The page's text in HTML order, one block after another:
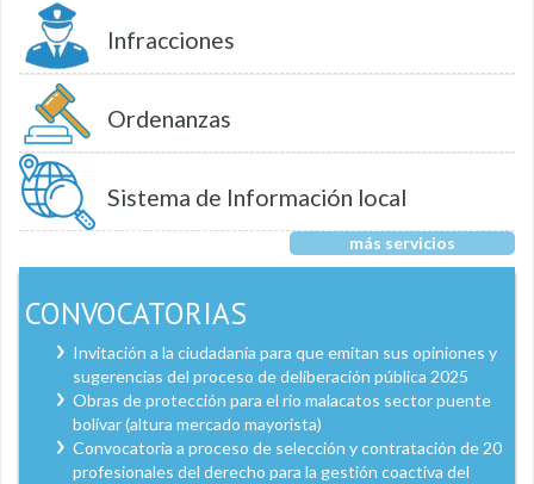
Infracciones
Ordenanzas
Sistema de Información local
más servicios
CONVOCATORIAS
Invitación a la ciudadanía para que emitan sus opiniones y
sugerencias del proceso de deliberación pública 2025
Obras de protección para el río malacatos sector puente
bolívar (altura mercado mayorista)
Convocatoria a proceso de selección y contratación de 20
profesionales del derecho para la gestión coactiva del